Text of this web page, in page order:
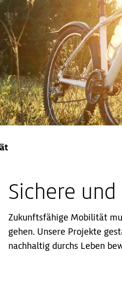
Sichere
Zukunftsfähige Mobilität
gehen. Unsere Projekte
nachhaltig durchs Leben